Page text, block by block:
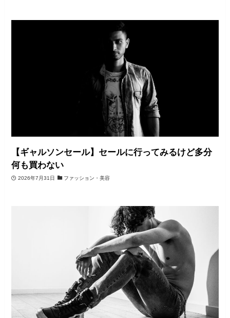
【ギャルソンセール】セールに行ってみるけど多分
何も買わない
2026年7月31日 ファッション・美容